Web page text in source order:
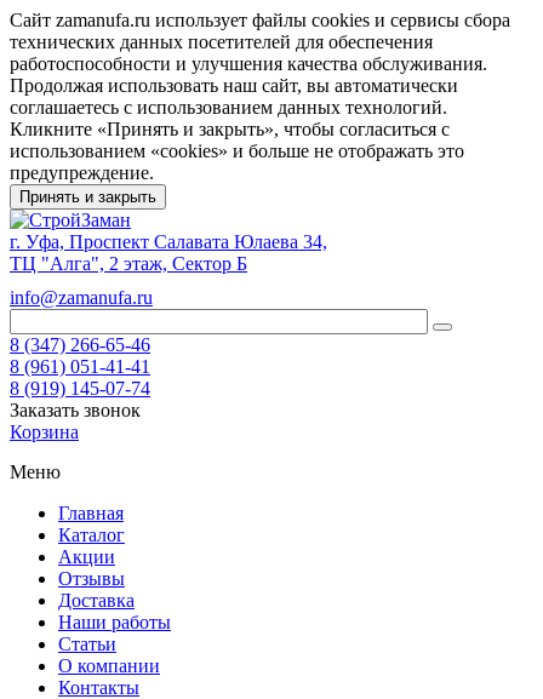
Сайт zamanufa.ru использует файлы cookies и сервисы сбора
технических данных посетителей для обеспечения
работоспособности и улучшения качества обслуживания.
Продолжая использовать наш сайт, вы автоматически
соглашаетесь с использованием данных технологий.
Кликните «Принять и закрыть», чтобы согласиться с
использованием «cookies» и больше не отображать это
предупреждение.
Принять и закрыть
г. Уфа, Проспект Салавата Юлаева 34,
ТЦ "Алга", 2 этаж, Сектор Б
info@zamanufa.ru
8 (347) 266-65-46
8 (961) 051-41-41
8 (919) 145-07-74
Заказать звонок
Корзина
Меню
Главная
Каталог
Акции
Отзывы
Доставка
Наши работы
Статьи
О компании
Контакты